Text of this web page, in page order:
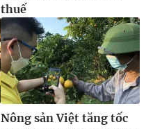
thuế
Nông sản Việt tăng tốc